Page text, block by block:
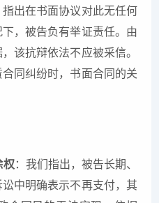
出在书面协议对此无任何
，被告负有举证责任。由
该抗辩依法不应被采信。
同纠纷时，书面合同的关
权：我们指出，被告长期、
中明确表示不再支付，其